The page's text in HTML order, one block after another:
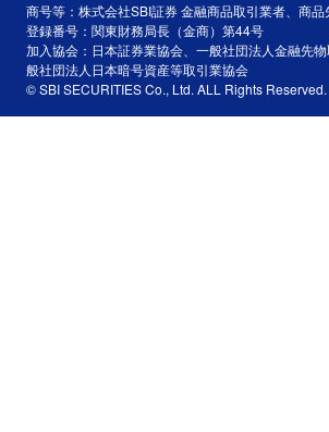
商号等：株式会社SBI証券 金融商品取引業者、商
登録番号：関東財務局長（金商）第44号
加入協会：日本証券業協会、一般社団法人金融先
般社団法人日本暗号資産等取引業協会
© SBI SECURITIES Co., Ltd. ALL Rights Reserved.